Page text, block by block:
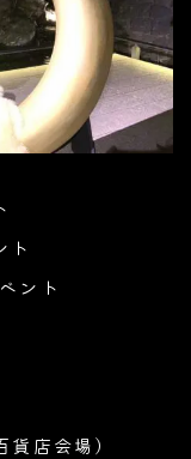
ト
ント
店会場）